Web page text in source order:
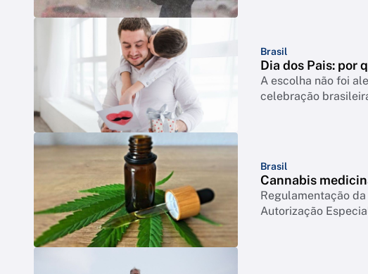
Brasil
Dia dos Pais: por
A escolha não foi
celebração
Brasil
Cannabis
Regulamentação
Autorização